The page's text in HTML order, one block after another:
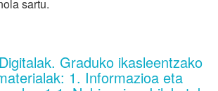
sartu.
Graduko ikasleentzako
1. Informazioa eta